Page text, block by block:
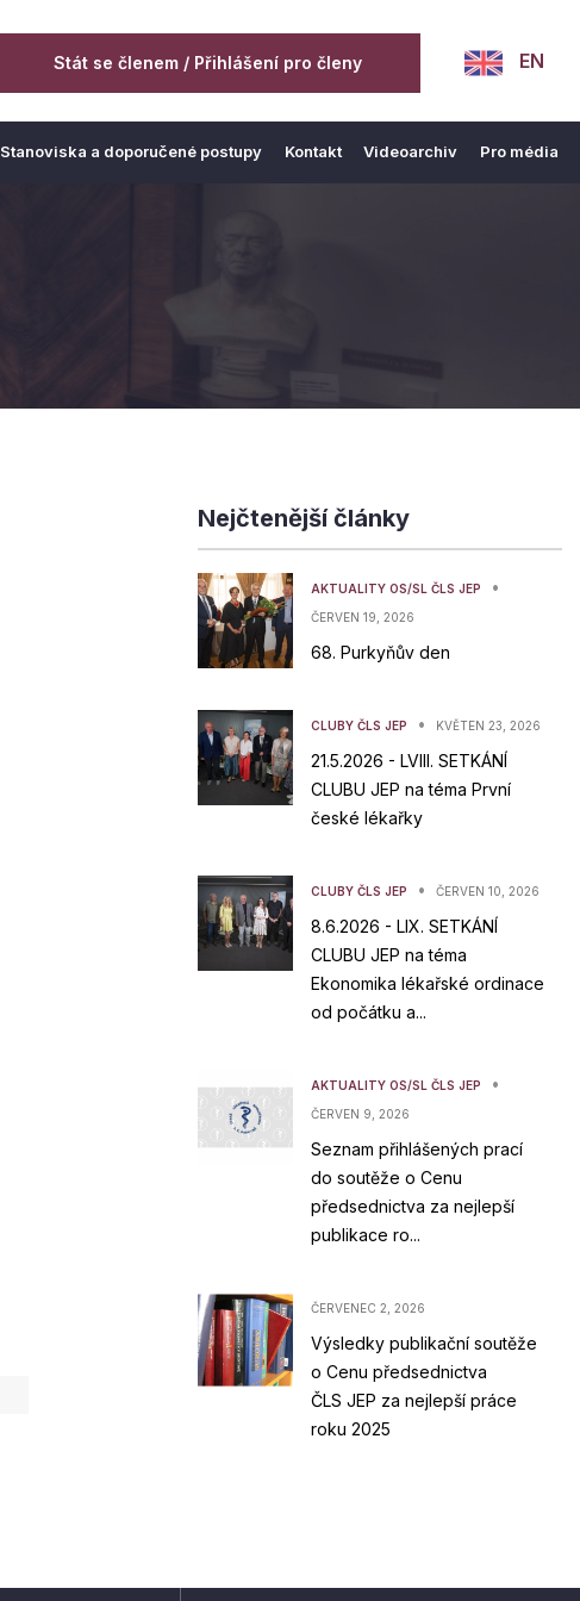
Stanoviska a doporučené postupy Kontakt Videoarchiv Pro média
Stát se členem / Přihlášení pro členy EN
Nejčtenější články
AKTUALITY OS/SL ČLS JEP •
ČERVEN 19, 2026
68. Purkyňův den
CLUBY ČLS JEP • KVĚTEN 23, 2026
21.5.2026 - LVIII. SETKÁNÍ
CLUBU JEP na téma První
české lékařky
CLUBY ČLS JEP • ČERVEN 10, 2026
8.6.2026 - LIX. SETKÁNÍ
CLUBU JEP na téma
Ekonomika lékařské ordinace
od počátku a...
AKTUALITY OS/SL ČLS JEP •
ČERVEN 9, 2026
Seznam přihlášených prací
do soutěže o Cenu
předsednictva za nejlepší
publikace ro...
ČERVENEC 2, 2026
Výsledky publikační soutěže
o Cenu předsednictva
ČLS JEP za nejlepší práce
roku 2025